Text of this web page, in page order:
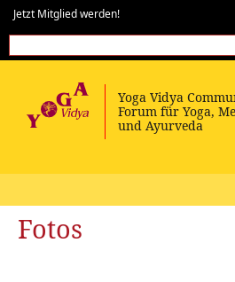
Jetzt Mitglied werden!
Fotos